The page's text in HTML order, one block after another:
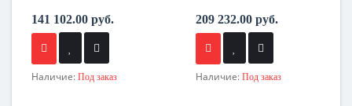
141 102.00 руб.
Наличие: Под заказ
209 232.00 руб.
Наличие: Под заказ